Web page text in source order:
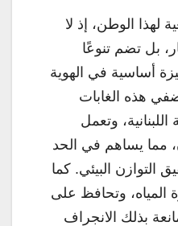
لهذا الوطن، إذ لا
بل تضم تنوعًا
أساسية في الهوية
تضفي هذه الغابات
وتعمل
مما يساهم في الحد
التوازن البيئي. كما
المياه، وتحافظ على
بذلك الانجراف